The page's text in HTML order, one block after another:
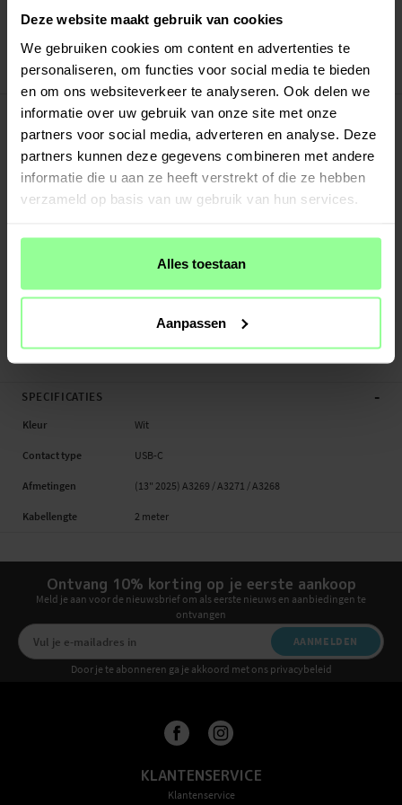
Deze website maakt gebruik van cookies
We gebruiken cookies om content en advertenties te
personaliseren, om functies voor social media te bieden
en om ons websiteverkeer te analyseren. Ook delen we
informatie over uw gebruik van onze site met onze
partners voor social media, adverteren en analyse. Deze
partners kunnen deze gegevens combineren met andere
informatie die u aan ze heeft verstrekt of die ze hebben
verzameld op basis van uw gebruik van hun services.
Alles toestaan
Aanpassen
Veilig betalen met Klarna of Paypal
30 dagen retourrecht
Art number:66834
PRODUCTBESCHRIJVING
Laad je Apple iPad Air 13 2nd Gen (2025) optimaal op met dit ultieme duo van
Mobique. De lader met Power Delivery-technologie levert tot 20 W aan
vermogen, waardoor je apparaat razendsnel wordt opgeladen. In combinatie
apparaat kunt opladen zonder te hoeven beknibbelen op snelheid of
Deze stevige oplaadkabel is van hoge kwaliteit voor een lange levensduur. De
SPECIFICATIES -
Kleur Wit
Contact type USB-C
Afmetingen (13" 2025) A3269 / A3271 / A3268
Kabellengte 2 meter
Ontvang 10% korting op je eerste aankoop
Meld je aan voor de nieuwsbrief om als eerste nieuws en aanbiedingen te
ontvangen
AANMELDEN
Door je te abonneren ga je akkoord met ons privacybeleid
KLANTENSERVICE
Klantenservice